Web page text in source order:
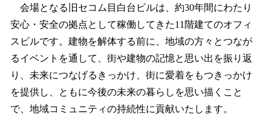
で
す
会場となる旧セコム目白台ビルは、約30年間にわたり
安心・安全の拠点として稼働してきた11階建てのオフィ
スビルです。建物を解体する前に、地域の方々とつなが
るイベントを通して、街や建物の記憶と思い出を振り返
り、未来につなげるきっかけ、街に愛着をもつきっかけ
を提供し、ともに今後の未来の暮らしを思い描くこと
で、地域コミュニティの持続性に貢献いたします。